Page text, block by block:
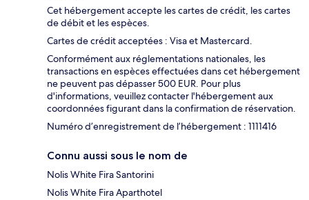
Cet hébergement accepte les cartes de crédit, les cartes
de débit et les espèces.
Cartes de crédit acceptées : Visa et Mastercard.
Conformément aux réglementations nationales, les
transactions en espèces effectuées dans cet hébergement
ne peuvent pas dépasser 500 EUR. Pour plus
d'informations, veuillez contacter l'hébergement aux
coordonnées figurant dans la confirmation de réservation.
Numéro d’enregistrement de l’hébergement : 1111416
Connu aussi sous le nom de
Nolis White Fira Santorini
Nolis White Fira Aparthotel